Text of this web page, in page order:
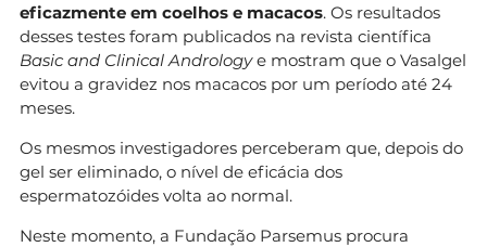
eficazmente em coelhos e macacos. Os resultados
desses testes foram publicados na revista científica
Basic and Clinical Andrologye mostram que o Vasalgel
evitou a gravidez nos macacos por um período até 24
meses.
Os mesmos investigadores perceberam que, depois do
gel ser eliminado, o nível de eficácia dos
espermatozóides volta ao normal.
Neste momento, a Fundação Parsemus procura